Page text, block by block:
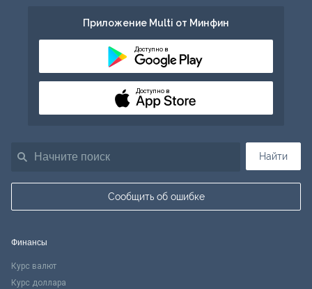
Найти
Сообщить об ошибке
Приложение Multi от Минфин
Доступно в
Доступно в
Финансы
Курс валют
Курс доллара